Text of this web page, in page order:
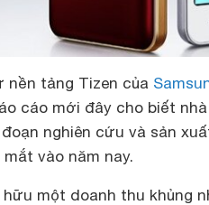
nền tảng Tizen của
cáo mới đây cho biết
nghiên cứu và sản
vào năm nay.
hữu một doanh thu khủng